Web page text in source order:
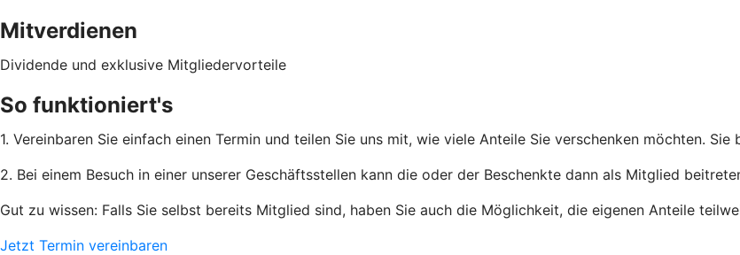
Mitverdienen
Dividende und exklusive Mitgliedervorteile
So funktioniert's
1. Vereinbaren Sie einfach einen Termin und teilen Sie uns mit, wie viele Anteile Sie verschenken möchten.
2. Bei einem Besuch in einer unserer Geschäftsstellen kann die oder der Beschenkte dann als Mitglied
Gut zu wissen: Falls Sie selbst bereits Mitglied sind, haben Sie auch die Möglichkeit, die eigenen Anteile
Jetzt Termin vereinbaren